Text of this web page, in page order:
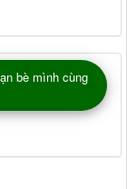
bè mình cùng